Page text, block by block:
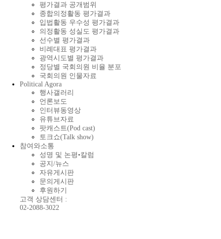
평가결과 공개범위
종합의정활동 평가결과
입법활동 우수성 평가결과
의정활동 성실도 평가결과
선수별 평가결과
비례대표 평가결과
광역시도별 평가결과
정당별 국회의원 비율 분포
국회의원 인물자료
Political Agora
행사갤러리
언론보도
인터뷰동영상
유튜브자료
팟캐스트(Pod cast)
토크쇼(Talk show)
참여와소통
성명 및 논평•칼럼
공지/뉴스
자유게시판
문의게시판
후원하기
고객 상담센터 :
02-2088-3022